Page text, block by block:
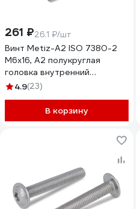
261 ₽26.1 ₽/шт
Винт Metiz-A2 ISO 7380-2
M6x16, А2 полукруглая
головка внутренний
шестигранник, пресс-шайба,
4.9(23)
В корзину